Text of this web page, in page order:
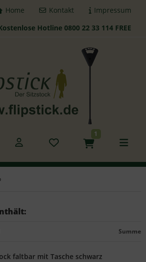
Impressum
Kontakt
Home
Hotline 0800 22 33 114 FREE
1
Summe
faltbar mit Tasche schwarz